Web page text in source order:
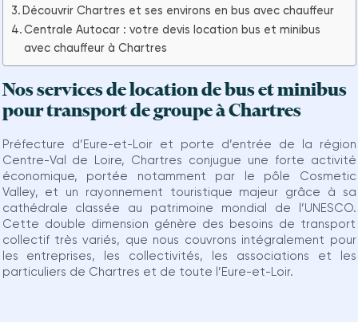
Découvrir Chartres et ses environs en bus avec chauffeur
Centrale Autocar : votre devis location bus et minibus
avec chauffeur à Chartres
Nos services de location de bus et minibus
pour transport de groupe à Chartres
Préfecture d’Eure-et-Loir et porte d’entrée de la région
Centre-Val de Loire, Chartres conjugue une forte activité
économique, portée notamment par le pôle Cosmetic
Valley, et un rayonnement touristique majeur grâce à sa
cathédrale classée au patrimoine mondial de l’UNESCO.
Cette double dimension génère des besoins de transport
collectif très variés, que nous couvrons intégralement pour
les entreprises, les collectivités, les associations et les
particuliers de Chartres et de toute l’Eure-et-Loir.